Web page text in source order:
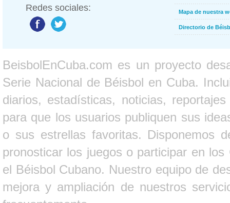
Redes sociales: Mapa de nuestra
Directorio de
BeisbolEnCuba.com es un proyecto
Serie Nacional de Béisbol en Cuba.
diarios, estadísticas, noticias,
para que los usuarios publiquen sus
o sus estrellas favoritas. Disponemos
pronosticar los juegos o participar en
el Béisbol Cubano. Nuestro equipo de
mejora y ampliación de nuestros